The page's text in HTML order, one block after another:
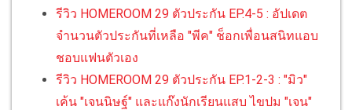
รีวิว HOMEROOM 29 ตัวประกัน EP.4-5 : อัปเดต
จำนวนตัวประกันที่เหลือ "พีค" ช็อกเพื่อนสนิทแอบ
ชอบแฟนตัวเอง
รีวิว HOMEROOM 29 ตัวประกัน EP.1-2-3 : "มิว"
เค้น "เจนนิษฐ์" และแก๊งนักเรียนแสบ ไขปม "เจน"